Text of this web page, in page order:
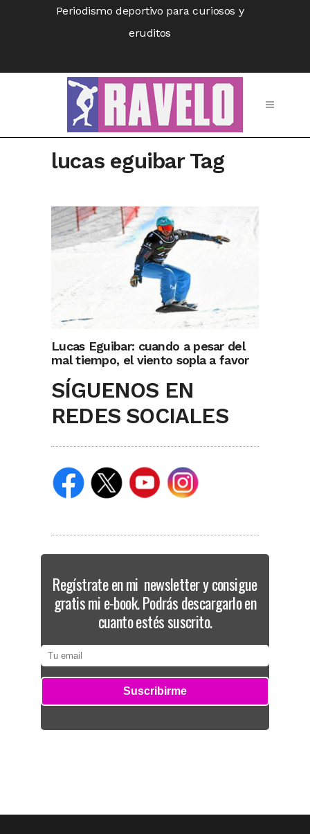
Periodismo deportivo para curiosos y
eruditos
lucas eguibar Tag
Lucas Eguibar: cuando a pesar del
mal tiempo, el viento sopla a favor
SÍGUENOS EN
REDES SOCIALES
Regístrate en mi newsletter y consigue
gratis mi e-book. Podrás descargarlo en
cuanto estés suscrito.